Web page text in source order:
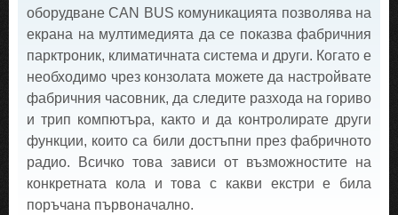
оборудване CAN BUS комуникацията позволява на
екрана на мултимедията да се показва фабричния
парктроник, климатичната система и други. Когато е
необходимо чрез конзолата можете да настройвате
фабричния часовник, да следите разхода на гориво
и трип компютъра, както и да контролирате други
функции, които са били достъпни през фабричното
радио. Всичко това зависи от възможностите на
конкретната кола и това с какви екстри е била
поръчана първоначално.